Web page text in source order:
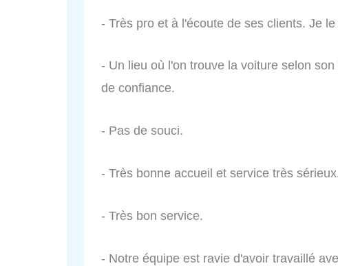
- Très pro et à l'écoute de ses clients. Je
- Un lieu où l'on trouve la voiture selon
de confiance.
- Pas de souci.
- Très bonne accueil et service très
- Très bon service.
- Notre équipe est ravie d'avoir travaillé